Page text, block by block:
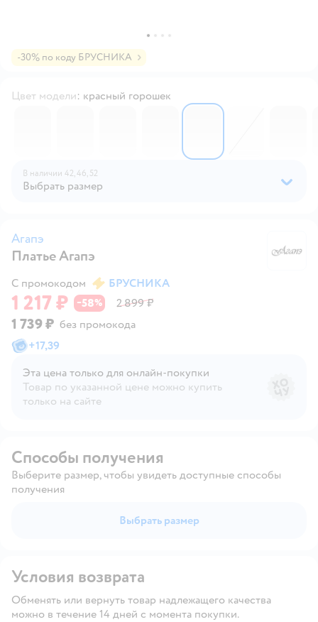
-30% по коду БРУСНИКА
Цвет модели: красный горошек
6135124 6189946
В наличии 42,46, 52
Выбрать размер
Агапэ
Платье Агапэ
С промокодом
БРУСНИКА
1 217 ₽ −58% 2 899 ₽
1 739 ₽ без промокода
+17,39
Эта цена только для онлайн‑покупки
Товар по указанной цене можно купить
только на сайте
Способы получения
Выберите размер, чтобы увидеть доступные способы
получения
Выбрать размер
Условия возврата
Обменять или вернуть товар надлежащего качества
можно в течение 14 дней с момента покупки.